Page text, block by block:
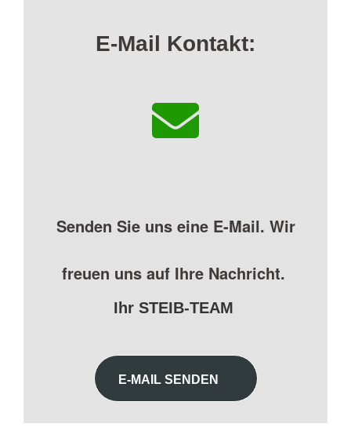
E-Mail Kontakt:
Senden Sie uns eine E-Mail. Wir
freuen uns auf Ihre Nachricht.
Ihr STEIB-TEAM
E-MAIL SENDEN